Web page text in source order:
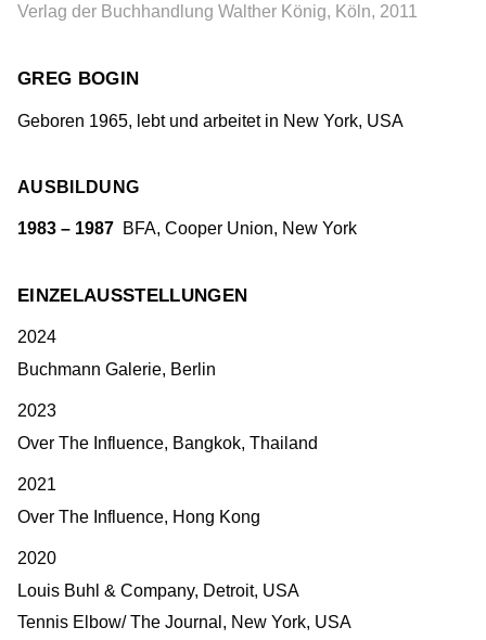
Verlag der Buchhandlung Walther König, Köln, 2011
GREG BOGIN
Geboren 1965, lebt und arbeitet in New York, USA
AUSBILDUNG
1983 – 1987 BFA, Cooper Union, New York
EINZELAUSSTELLUNGEN
2024
Buchmann Galerie, Berlin
2023
Over The Influence, Bangkok, Thailand
2021
Over The Influence, Hong Kong
2020
Louis Buhl & Company, Detroit, USA
Tennis Elbow/ The Journal, New York, USA